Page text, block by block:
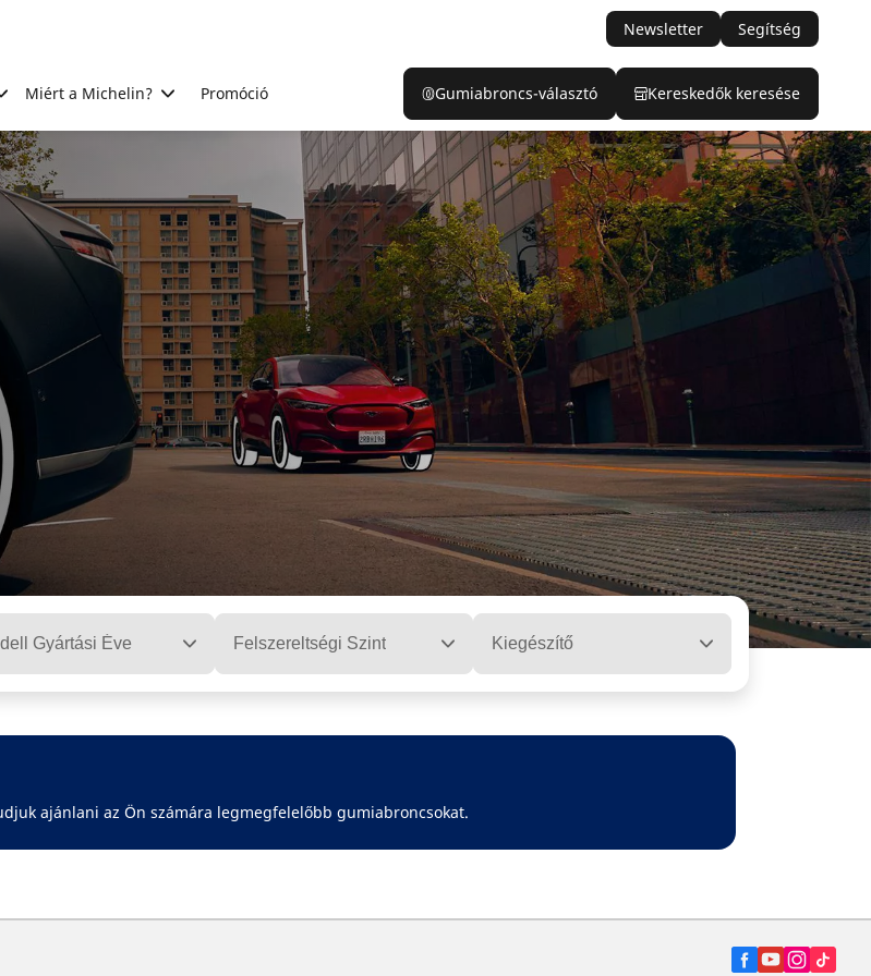
Newsletter Segítség
Miért a Michelin? Promóció Gumiabroncs-választó Kereskedők keresése
Gyártási Éve Felszereltségi Szint Kiegészítő
ajánlani az Ön számára legmegfelelőbb gumiabroncsokat.